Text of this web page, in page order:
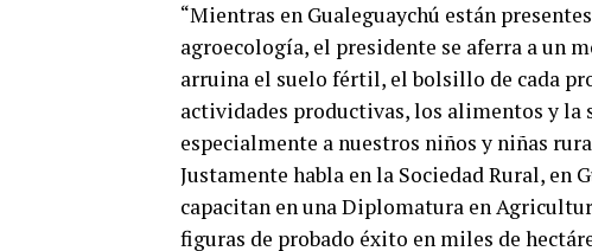
“Mientras en Gualeguaychú están
agroecología, el presidente se aferra a un
arruina el suelo fértil, el bolsillo de cada
actividades productivas, los alimentos y la
especialmente a nuestros niños y niñas
Justamente habla en la Sociedad Rural, en
capacitan en una Diplomatura en
figuras de probado éxito en miles de